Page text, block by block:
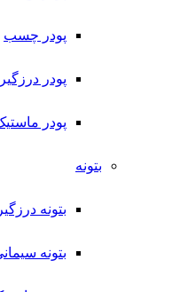
پودر چسب
پودر درزگیری
پودر ماستیک
بتونه
بتونه درزگیری
بتونه سیمانی